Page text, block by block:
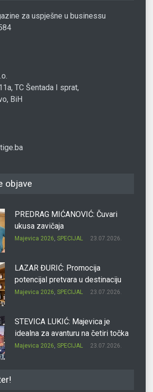
za uspješne u businessu
TC Šentada I sprat,
BiH
objave
PREDRAG MIĆANOVIĆ: Čuvari
ukusa zavičaja
Majevica 2026, SPECIJAL 23.07.2026.
LAZAR ĐURIĆ: Promocija
potencijal pretvara u destinaciju
Majevica 2026, SPECIJAL 23.07.2026.
STEVICA LUKIĆ: Majevica je
idealna za avanturu na četiri točka
Majevica 2026, SPECIJAL 23.07.2026.